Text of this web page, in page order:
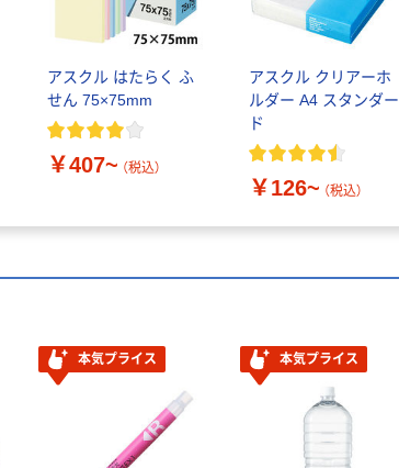
アスクル はたらく ふ
せん 75×75mm
￥407~ （税込）
アスクル クリアーホ
ルダー A4 スタンダー
ド
￥126~ （税込）
本気プライス 本気プライス